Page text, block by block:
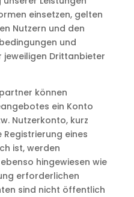
einsetzen, gelten
Nutzern und den
und
jeweiligen Drittanbieter
können
ein Konto
Nutzerkonto, kurz
Registrierung eines
ist, werden
hingewiesen wie
erforderlichen
sind nicht öffentlich